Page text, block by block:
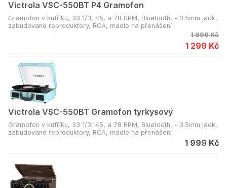
Victrola VSC-550BT P4 Gramofon
Gramofon v kufříku, 33 1/3, 45, a 78 RPM, Bluetooth, - 3.5mm jack,
zabudované reproduktory, RCA, madlo na přenášení
1 999 Kč
1 299 Kč
Victrola VSC-550BT Gramofon tyrkysový
Gramofon v kufříku, 33 1/3, 45, a 78 RPM, Bluetooth, - 3.5mm jack,
zabudované reproduktory, RCA, madlo na přenášení
1 999 Kč